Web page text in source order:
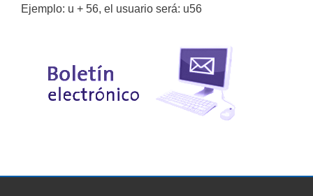
Ejemplo: u + 56, el usuario será: u56